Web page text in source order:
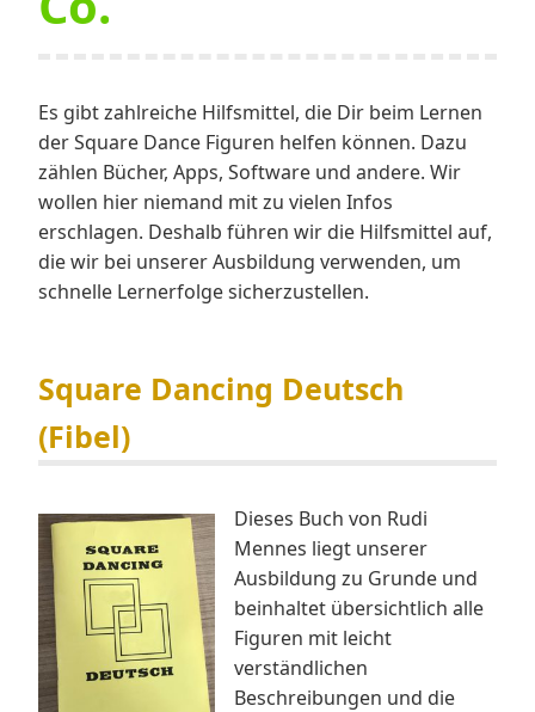
Es gibt zahlreiche Hilfsmittel, die Dir beim Lernen
der Square Dance Figuren helfen können. Dazu
zählen Bücher, Apps, Software und andere. Wir
wollen hier niemand mit zu vielen Infos
erschlagen. Deshalb führen wir die Hilfsmittel auf,
die wir bei unserer Ausbildung verwenden, um
schnelle Lernerfolge sicherzustellen.
Square Dancing Deutsch
(Fibel)
Dieses Buch von Rudi
Mennes liegt unserer
Ausbildung zu Grunde und
beinhaltet übersichtlich alle
Figuren mit leicht
verständlichen
Beschreibungen und die